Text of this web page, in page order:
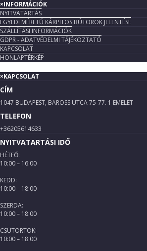
×INFORMÁCIÓK
NYITVATARTÁS
EGYEDI MÉRETŰ KÁRPITOS BÚTOROK JELENTÉSE
SZÁLLÍTÁSI INFORMÁCIÓK
GDPR - ADATVÉDELMI TÁJÉKOZTATÓ
KAPCSOLAT
HONLAPTÉRKÉP
×KAPCSOLAT
CÍM
1047 BUDAPEST, BAROSS UTCA 75-77. 1 EMELET
TELEFON
+36205614633
NYITVATARTÁSI IDŐ
HÉTFŐ:
10:00 – 16:00
KEDD:
10:00 – 18:00
SZERDA:
10:00 – 18:00
CSÜTÖRTÖK:
10:00 – 18:00